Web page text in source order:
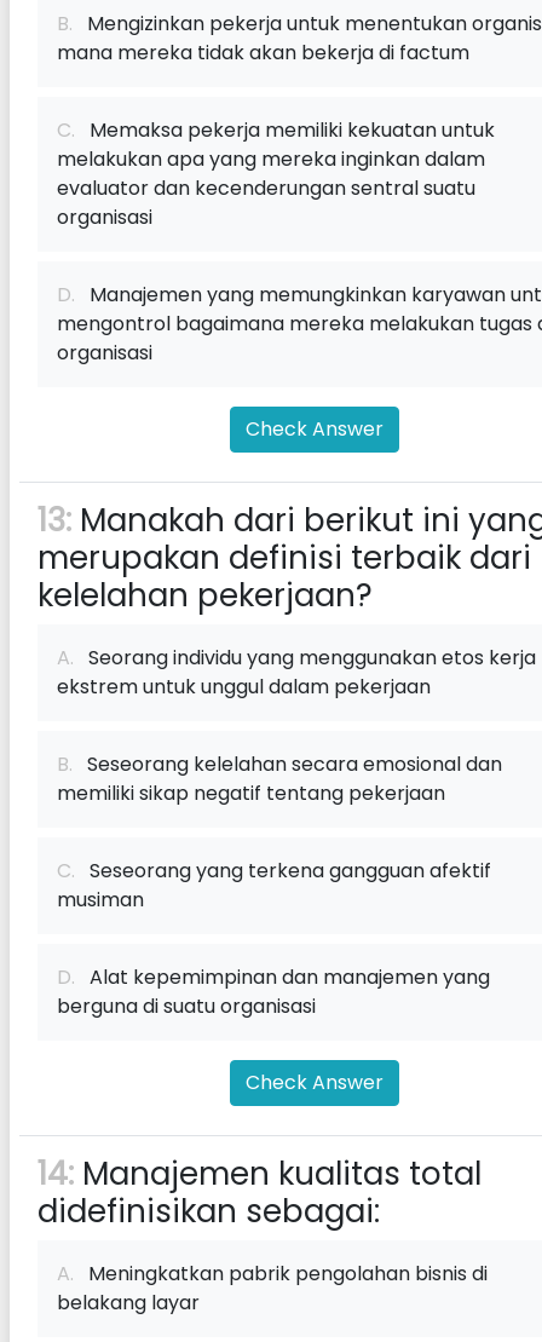
B. Mengizinkan pekerja untuk menentukan
mana mereka tidak akan bekerja di factum
C. Memaksa pekerja memiliki kekuatan untuk
melakukan apa yang mereka inginkan dalam
evaluator dan kecenderungan sentral suatu
organisasi
D. Manajemen yang memungkinkan karyawan
mengontrol bagaimana mereka melakukan tugas
organisasi
Check Answer
13: Manakah dari berikut ini
merupakan definisi terbaik dari
kelelahan pekerjaan?
A. Seorang individu yang menggunakan etos kerja
ekstrem untuk unggul dalam pekerjaan
B. Seseorang kelelahan secara emosional dan
memiliki sikap negatif tentang pekerjaan
C. Seseorang yang terkena gangguan afektif
musiman
D. Alat kepemimpinan dan manajemen yang
berguna di suatu organisasi
Check Answer
14: Manajemen kualitas total
didefinisikan sebagai:
A. Meningkatkan pabrik pengolahan bisnis di
belakang layar